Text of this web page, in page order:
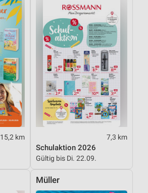
15,2 km 7,3 km
Schulaktion 2026
Gültig bis Di. 22.09.
Müller